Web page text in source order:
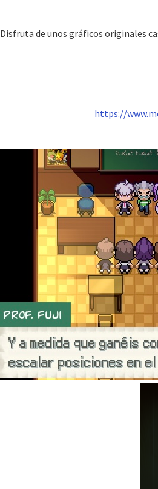
Disfruta de unos gráficos originales
https://